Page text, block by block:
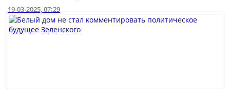
19-03-2025, 07:29